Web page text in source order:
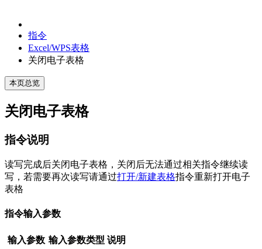
指令
Excel/WPS表格
关闭电子表格
本页总览
关闭电子表格
指令说明
读写完成后关闭电子表格，关闭后无法通过相关指令继续读
写，若需要再次读写请通过打开/新建表格指令重新打开电子
表格
指令输入参数
输入参数 输入参数类型 说明